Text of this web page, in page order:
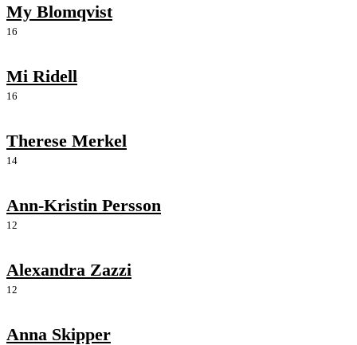
My Blomqvist
16
Mi Ridell
16
Therese Merkel
14
Ann-Kristin Persson
12
Alexandra Zazzi
12
Anna Skipper